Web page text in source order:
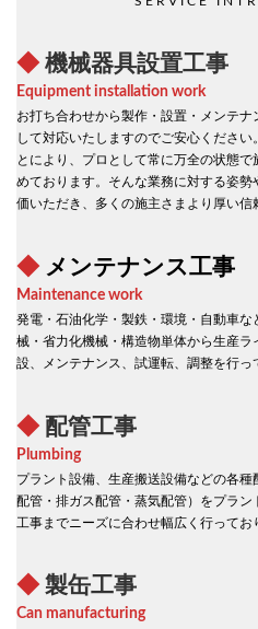
◆ 機械器具設置工事
Equipment installation work
お打ち合わせから製作・設置・メンテ
して対応いたしますのでご安心くださ
とにより、プロとして常に万全の状態
めております。そんな業務に対する姿
価いただき、多くの施主さまより厚い信
◆ メンテナンス工事
Maintenance work
発電・石油化学・製鉄・環境・自動車
械・省力化機械・構造物単体から生産
設、メンテナンス、試運転、調整を行っ
◆ 配管工事
Plumbing
プラント設備、生産搬送設備などの各
配管・排ガス配管・蒸気配管）をプラ
工事までニーズに合わせ幅広く行ってお
◆ 製缶工事
Can manufacturing